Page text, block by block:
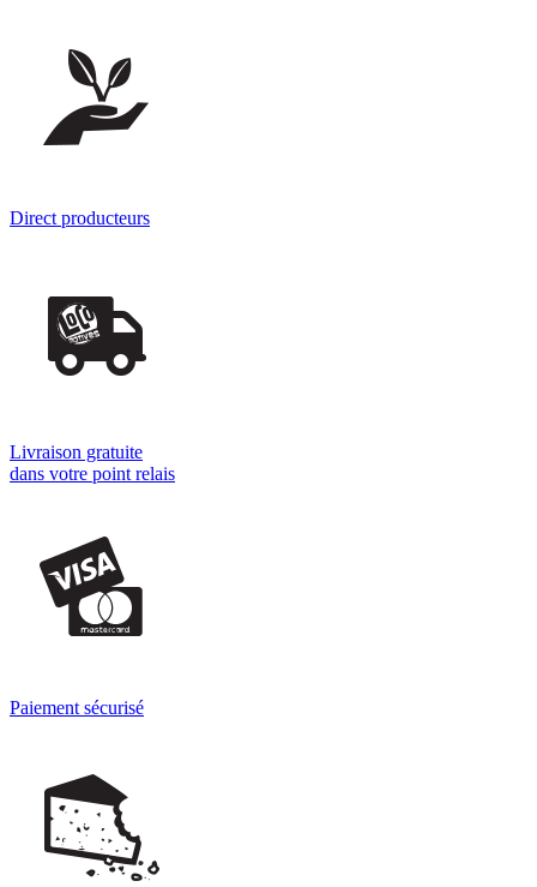
Direct producteurs
Livraison gratuite
dans votre point relais
Paiement sécurisé